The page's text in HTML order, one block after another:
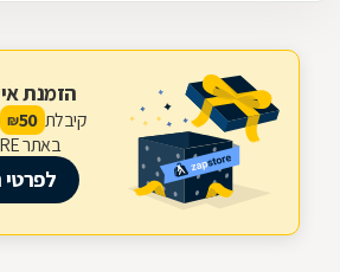
הזמנת
קיבלת 50
₪
באתר ZAPSTORE